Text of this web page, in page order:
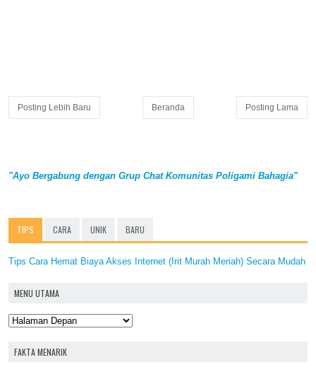
Posting Lebih Baru Posting Lama
Beranda
"Ayo Bergabung dengan Grup Chat Komunitas Poligami Bahagia"
TIPS CARA UNIK BARU
Tips Cara Hemat Biaya Akses Internet (Irit Murah Meriah) Secara Mudah
MENU UTAMA
FAKTA MENARIK